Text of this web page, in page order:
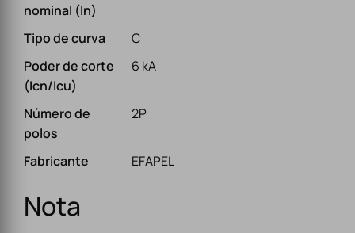
nominal (In)
Tipo de curva
C
Poder de corte
(Icn/Icu)
6 kA
Número de
polos
2P
Fabricante EFAPEL
Nota